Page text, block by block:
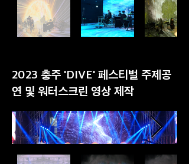
2023 충주 'DIVE' 페스티벌 주제공
연 및 워터스크린 영상 제작